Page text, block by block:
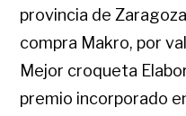
provincia de
compra Makro, por
Mejor croqueta
premio incorporado